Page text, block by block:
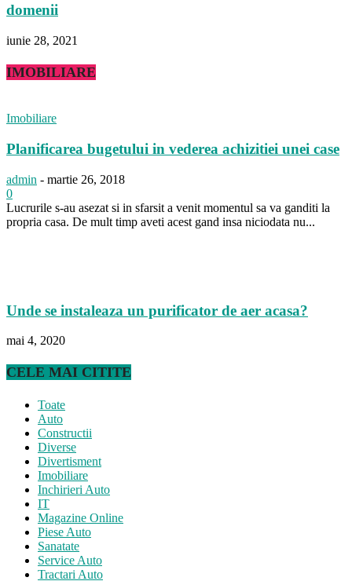
domenii
iunie 28, 2021
IMOBILIARE
Imobiliare
Planificarea bugetului in vederea achizitiei unei case
admin - martie 26, 2018
0
Lucrurile s-au asezat si in sfarsit a venit momentul sa va ganditi la
propria casa. De mult timp aveti acest gand insa niciodata nu...
Unde se instaleaza un purificator de aer acasa?
mai 4, 2020
CELE MAI CITITE
Toate
Auto
Constructii
Diverse
Divertisment
Imobiliare
Inchirieri Auto
IT
Magazine Online
Piese Auto
Sanatate
Service Auto
Tractari Auto